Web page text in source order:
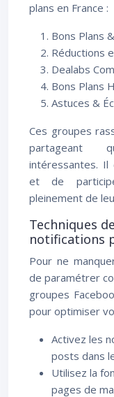
plans en France :
Bons Plans
Réductions
Dealabs
Bons Plans
Astuces &
Ces groupes
partageant
intéressantes.
et de
pleinement de
Techniques
notifications
Pour ne
de paramétrer
groupes
pour optimiser
Activez les
posts dans
Utilisez la
pages de